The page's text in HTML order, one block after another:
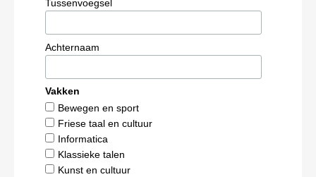
Tussenvoegsel
Achternaam
Vakken
Bewegen en sport
Friese taal en cultuur
Informatica
Klassieke talen
Kunst en cultuur